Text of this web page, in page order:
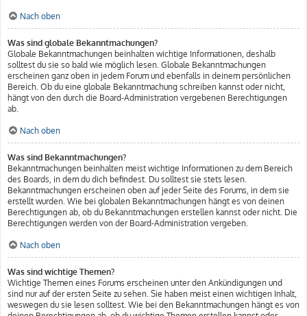
Nach oben
Was sind globale Bekanntmachungen?
Globale Bekanntmachungen beinhalten wichtige Informationen, deshalb
solltest du sie so bald wie möglich lesen. Globale Bekanntmachungen
erscheinen ganz oben in jedem Forum und ebenfalls in deinem persönlichen
Bereich. Ob du eine globale Bekanntmachung schreiben kannst oder nicht,
hängt von den durch die Board-Administration vergebenen Berechtigungen
ab.
Nach oben
Was sind Bekanntmachungen?
Bekanntmachungen beinhalten meist wichtige Informationen zu dem Bereich
des Boards, in dem du dich befindest. Du solltest sie stets lesen.
Bekanntmachungen erscheinen oben auf jeder Seite des Forums, in dem sie
erstellt wurden. Wie bei globalen Bekanntmachungen hängt es von deinen
Berechtigungen ab, ob du Bekanntmachungen erstellen kannst oder nicht. Die
Berechtigungen werden von der Board-Administration vergeben.
Nach oben
Was sind wichtige Themen?
Wichtige Themen eines Forums erscheinen unter den Ankündigungen und
sind nur auf der ersten Seite zu sehen. Sie haben meist einen wichtigen Inhalt,
weswegen du sie lesen solltest. Wie bei den Bekanntmachungen hängt es von